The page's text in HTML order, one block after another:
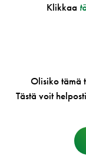
Klikkaa
Olisiko tämä
Tästä voit